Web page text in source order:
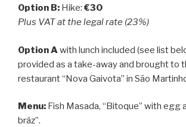
Option B: Hike: €30
Plus VAT at the legal rate (23%)
Option A with lunch included (see list
provided as a take-away and brought to
restaurant “Nova Gaivota” in São
Menu: Fish Masada, “Bitoque” with egg
bráz”.